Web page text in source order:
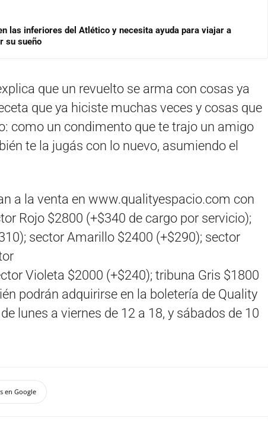
las inferiores del Atlético y necesita ayuda para viajar a
su sueño
que un revuelto se arma con cosas ya
que ya hiciste muchas veces y cosas que
como un condimento que te trajo un amigo
te la jugás con lo nuevo, asumiendo el
a la venta en www.qualityespacio.com con
Rojo $2800 (+$340 de cargo por servicio);
sector Amarillo $2400 (+$290); sector
Violeta $2000 (+$240); tribuna Gris $1800
podrán adquirirse en la boletería de Quality
lunes a viernes de 12 a 18, y sábados de 10
en Google